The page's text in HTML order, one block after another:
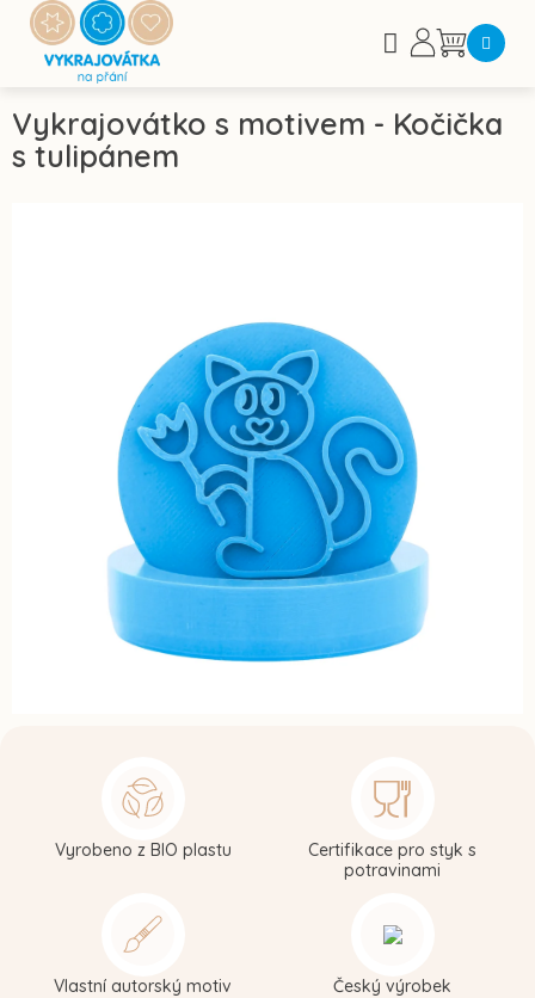
Přejít
obsah
Nákupní
Vykrajovátko s motivem - Kočička
s tulipánem
Vyrobeno z BIO plastu
Certifikace pro styk s
potravinami
Vlastní autorský motiv Český výrobek